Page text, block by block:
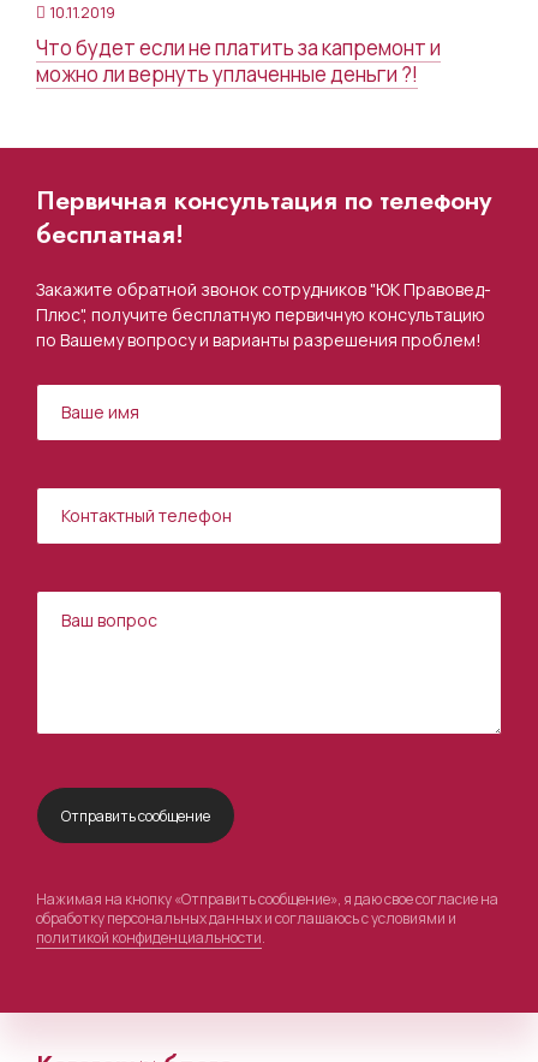
10.11.2019
Что будет если не платить за капремонт и
можно ли вернуть уплаченные деньги ?!
Первичная консультация по телефону
бесплатная!
Закажите обратной звонок сотрудников "ЮК Правовед-
Плюс", получите бесплатную первичную консультацию
по Вашему вопросу и варианты разрешения проблем!
Нажимая на кнопку «Отправить сообщение», я даю свое согласие на
обработку персональных данных и соглашаюсь с условиями и
политикой конфиденциальности.